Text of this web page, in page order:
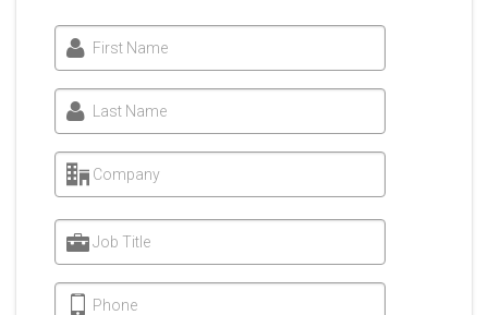
First Name
Last Name
Company
Job Title
Phone